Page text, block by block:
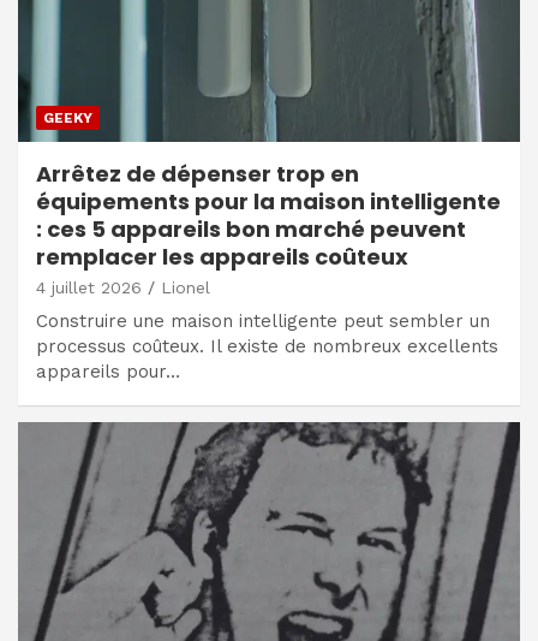
GEEKY
Arrêtez de dépenser trop en
équipements pour la maison intelligente
: ces 5 appareils bon marché peuvent
remplacer les appareils coûteux
4 juillet 2026 Lionel
Construire une maison intelligente peut sembler un
processus coûteux. Il existe de nombreux excellents
appareils pour…